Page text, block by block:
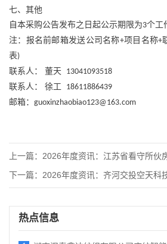
七、其他
自本采购公告发布之日起公示期限为3个工
注：报名前邮箱发送公司名称+项目名称+
表)
联系人：
董天 13041093518
联系人：
徐工
18611886439
邮箱： guoxinzhaobiao123@163.com
上一篇： 2026年度资讯：江苏省看守所伙房食材采
下一篇： 2026年度资讯：齐河交投空天科技有限
热点信息